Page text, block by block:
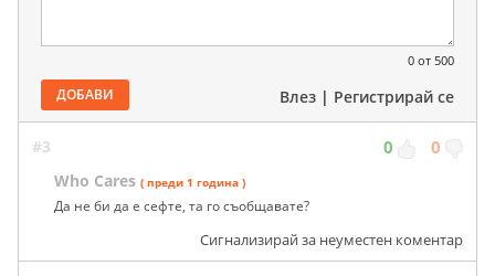
0 от 500
ДОБАВИ Влез | Регистрирай се
#3 0 0
Who Cares ( преди 1 година )
Да не би да е сефте, та го съобщавате?
Сигнализирай за неуместен коментар